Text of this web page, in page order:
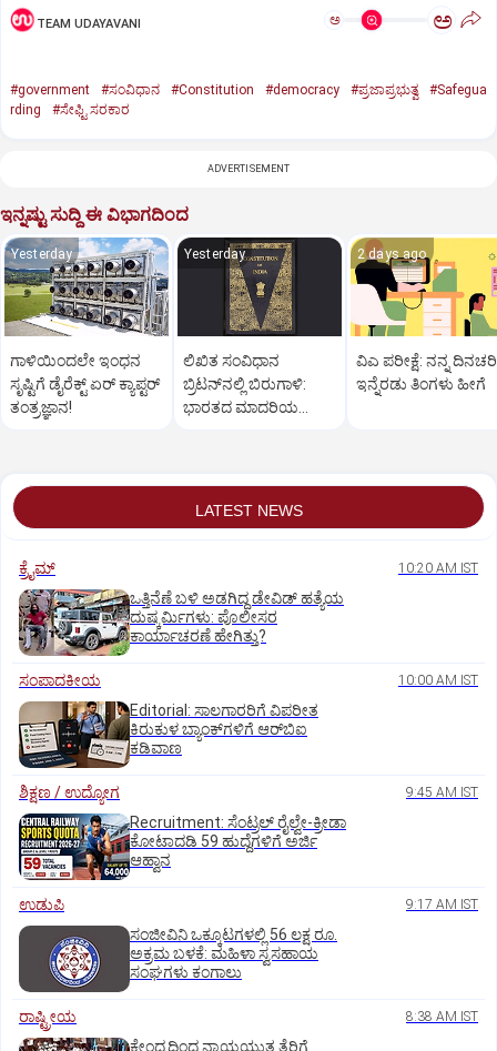
TEAM UDAYAVANI ಅ ಅ
#government #ಸಂವಿಧಾನ #Constitution #democracy #ಪ್ರಜಾಪ್ರಭುತ್ವ
#Safegua
rding
#ಸೇಫ್ಟಿ ಸರಕಾರ
ADVERTISEMENT
ಇನ್ನಷ್ಟು ಸುದ್ದಿ ಈ ವಿಭಾಗದಿಂದ
Yesterday
ಗಾಳಿಯಿಂದಲೇ ಇಂಧನ
ಸೃಷ್ಟಿಗೆ ಡೈರೆಕ್ಟ್ ಏರ್‌ ಕ್ಯಾಪ್ಟರ್
ತಂತ್ರಜ್ಞಾನ!
Yesterday
ಲಿಖಿತ ಸಂವಿಧಾನ
ಬ್ರಿಟನ್‌ನಲ್ಲಿ ಬಿರುಗಾಳಿ:
ಭಾರತದ ಮಾದರಿಯ
2 days ago
ವಿಎ ಪರೀಕ್ಷೆ: ನನ್ನ ದಿನಚರಿ
ಇನ್ನೆರಡು ತಿಂಗಳು ಹೀಗೆ
LATEST NEWS
ಕ್ರೈಮ್ 10:20 AM IST
ಒತ್ತಿನೆಣೆ ಬಳಿ ಅಡಗಿದ್ದ ಡೇವಿಡ್‌ ಹತ್ಯೆಯ
ದುಷ್ಕರ್ಮಿಗಳು: ಪೊಲೀಸರ
ಕಾರ್ಯಾಚರಣೆ ಹೇಗಿತ್ತು?
ಸಂಪಾದಕೀಯ 10:00 AM IST
Editorial: ಸಾಲಗಾರರಿಗೆ ವಿಪರೀತ
ಕಿರುಕುಳ ಬ್ಯಾಂಕ್‌ಗಳಿಗೆ ಆರ್‌ಬಿಐ
ಕಡಿವಾಣ
ಶಿಕ್ಷಣ / ಉದ್ಯೋಗ 9:45 AM IST
Recruitment: ಸೆಂಟ್ರಲ್‌ ರೈಲ್ವೇ-ಕ್ರೀಡಾ
ಕೋಟಾದಡಿ 59 ಹುದ್ದೆಗಳಿಗೆ ಅರ್ಜಿ
ಆಹ್ವಾನ
ಉಡುಪಿ 9:17 AM IST
ಸಂಜೀವಿನಿ ಒಕ್ಕೂಟಗಳಲ್ಲಿ 56 ಲಕ್ಷ ರೂ.
ಅಕ್ರಮ ಬಳಕೆ: ಮಹಿಳಾ ಸ್ವಸಹಾಯ
ಸಂಘಗಳು ಕಂಗಾಲು
ರಾಷ್ಟ್ರೀಯ 8:38 AM IST
ಕೇಂದ್ರದಿಂದ ನ್ಯಾಯಯುತ ತೆರಿಗೆ